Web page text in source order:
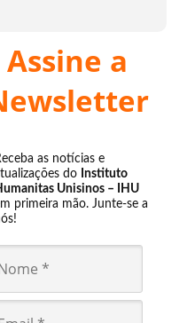
Assine a
as notícias e
do Instituto
Unisinos – IHU
primeira mão. Junte-se a